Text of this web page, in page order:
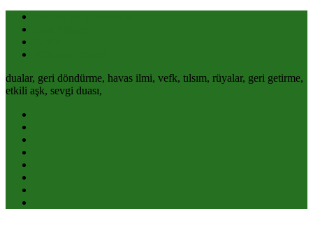
dualar, geri döndürme, havas ilmi, vefk, tılsım, rüyalar, geri getirme,
etkili aşk, sevgi duası,